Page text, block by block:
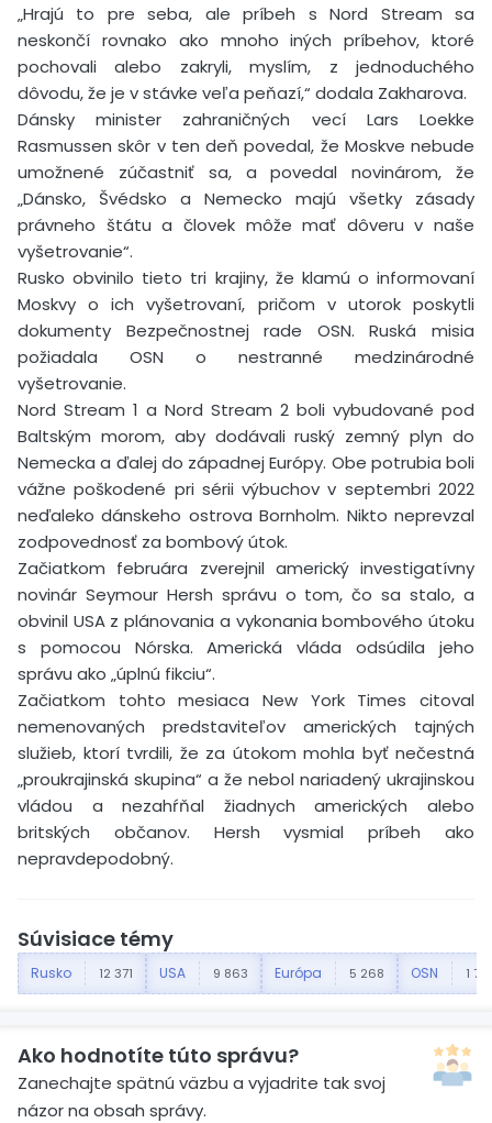
„Hrajú to pre seba, ale príbeh s Nord Stream sa
neskončí rovnako ako mnoho iných príbehov, ktoré
pochovali alebo zakryli, myslím, z jednoduchého
dôvodu, že je v stávke veľa peňazí,“ dodala Zakharova.
Dánsky minister zahraničných vecí Lars Loekke
Rasmussen skôr v ten deň povedal, že Moskve nebude
umožnené zúčastniť sa, a povedal novinárom, že
„Dánsko, Švédsko a Nemecko majú všetky zásady
právneho štátu a človek môže mať dôveru v naše
vyšetrovanie“.
Rusko obvinilo tieto tri krajiny, že klamú o informovaní
Moskvy o ich vyšetrovaní, pričom v utorok poskytli
dokumenty Bezpečnostnej rade OSN. Ruská misia
požiadala OSN o nestranné medzinárodné
vyšetrovanie.
Nord Stream 1 a Nord Stream 2 boli vybudované pod
Baltským morom, aby dodávali ruský zemný plyn do
Nemecka a ďalej do západnej Európy. Obe potrubia boli
vážne poškodené pri sérii výbuchov v septembri 2022
neďaleko dánskeho ostrova Bornholm. Nikto neprevzal
zodpovednosť za bombový útok.
Začiatkom februára zverejnil americký investigatívny
novinár Seymour Hersh správu o tom, čo sa stalo, a
obvinil USA z plánovania a vykonania bombového útoku
s pomocou Nórska. Americká vláda odsúdila jeho
správu ako „úplnú fikciu“.
Začiatkom tohto mesiaca New York Times citoval
nemenovaných predstaviteľov amerických tajných
služieb, ktorí tvrdili, že za útokom mohla byť nečestná
„proukrajinská skupina“ a že nebol nariadený ukrajinskou
vládou a nezahŕňal žiadnych amerických alebo
britských občanov. Hersh vysmial príbeh ako
nepravdepodobný.
Súvisiace témy
Rusko 12 371 USA 9 863 Európa 5 268 OSN 1
Ako hodnotíte túto správu?
Zanechajte spätnú väzbu a vyjadrite tak svoj
názor na obsah správy.